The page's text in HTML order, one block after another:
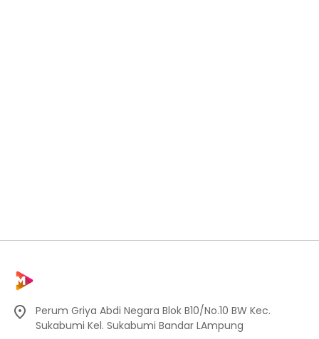
Perum Griya Abdi Negara Blok B10/No.10 BW Kec.
Sukabumi Kel. Sukabumi Bandar LAmpung